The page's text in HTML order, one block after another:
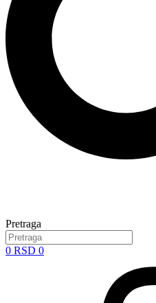
Pretraga
0 RSD 0